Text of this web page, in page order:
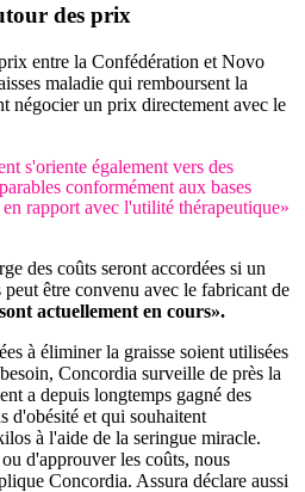
des prix
entre la Confédération et Novo
maladie qui remboursent la
négocier un prix directement avec le
s'oriente également vers des
conformément aux bases
rapport avec l'utilité thérapeutique»
des coûts seront accordées si un
être convenu avec le fabricant de
actuellement en cours».
à éliminer la graisse soient utilisées
Concordia surveille de près la
a depuis longtemps gagné des
d'obésité et qui souhaitent
à l'aide de la seringue miracle.
d'approuver les coûts, nous
Concordia. Assura déclare aussi